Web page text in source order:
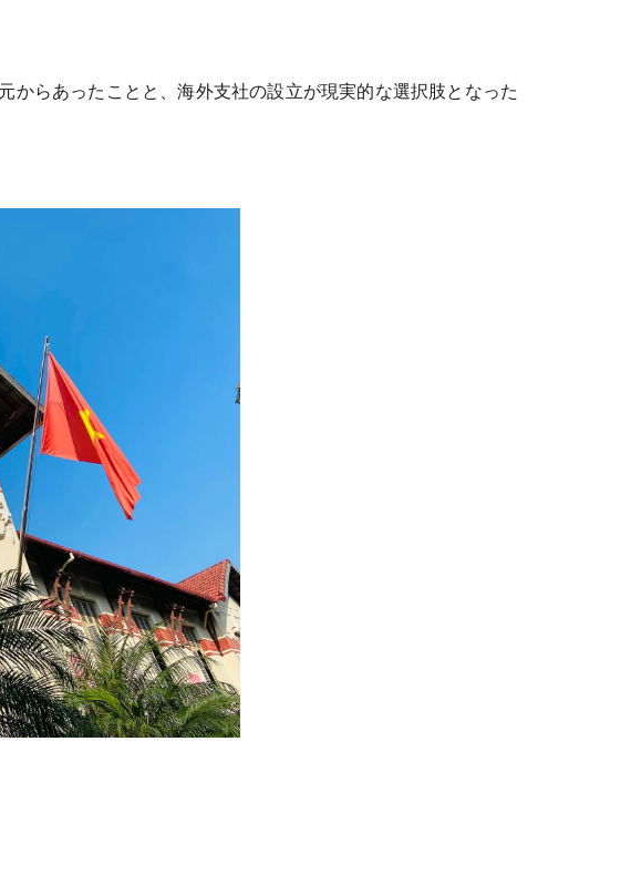
らあったことと、海外支社の設立が現実的な選択肢となった